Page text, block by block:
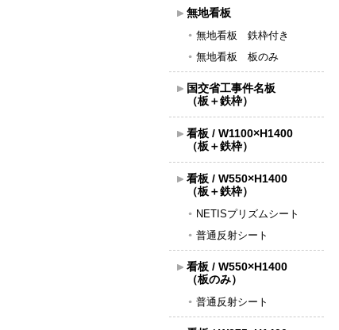
無地看板
無地看板 鉄枠付き
無地看板 板のみ
国交省工事件名板
（板＋鉄枠）
看板 / W1100×H1400
（板＋鉄枠）
看板 / W550×H1400
（板＋鉄枠）
NETISプリズムシート
普通反射シート
看板 / W550×H1400
（板のみ）
普通反射シート